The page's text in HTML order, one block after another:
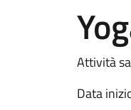
Attività
Data